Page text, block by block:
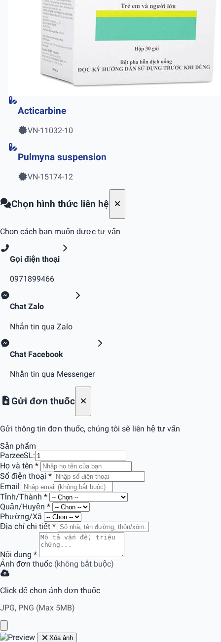
Acticarbine
VN-11032-10
Pulmyna suspension
VN-15174-12
Chọn hình thức liên hệ
Chọn cách bạn muốn được tư vấn
Gọi điện thoại
0971899466
Chat Zalo
Nhắn tin qua Zalo
Chat Facebook
Nhắn tin qua Messenger
Gửi đơn thuốc
Gửi thông tin đơn thuốc, chúng tôi sẽ liên hệ tư vấn
Sản phẩm
ParzeeSL:
Họ và tên *
Số điện thoại *
Email
Tỉnh/Thành *
Quận/Huyện *
Phường/Xã
Địa chỉ chi tiết *
Nội dung *
Ảnh đơn thuốc (không bắt buộc)
Click để chọn ảnh đơn thuốc
JPG, PNG (Max 5MB)
Xóa ảnh